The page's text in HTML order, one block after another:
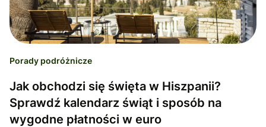
Porady podróżnicze
Jak obchodzi się święta w Hiszpanii?
Sprawdź kalendarz świąt i sposób na
wygodne płatności w euro